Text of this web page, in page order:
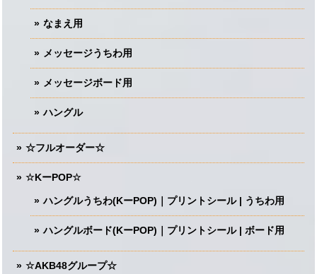
なまえ用
メッセージうちわ用
メッセージボード用
ハングル
☆フルオーダー☆
☆KーPOP☆
ハングルうちわ(KーPOP)｜プリントシール | うちわ用
ハングルボード(KーPOP)｜プリントシール | ボード用
☆AKB48グループ☆